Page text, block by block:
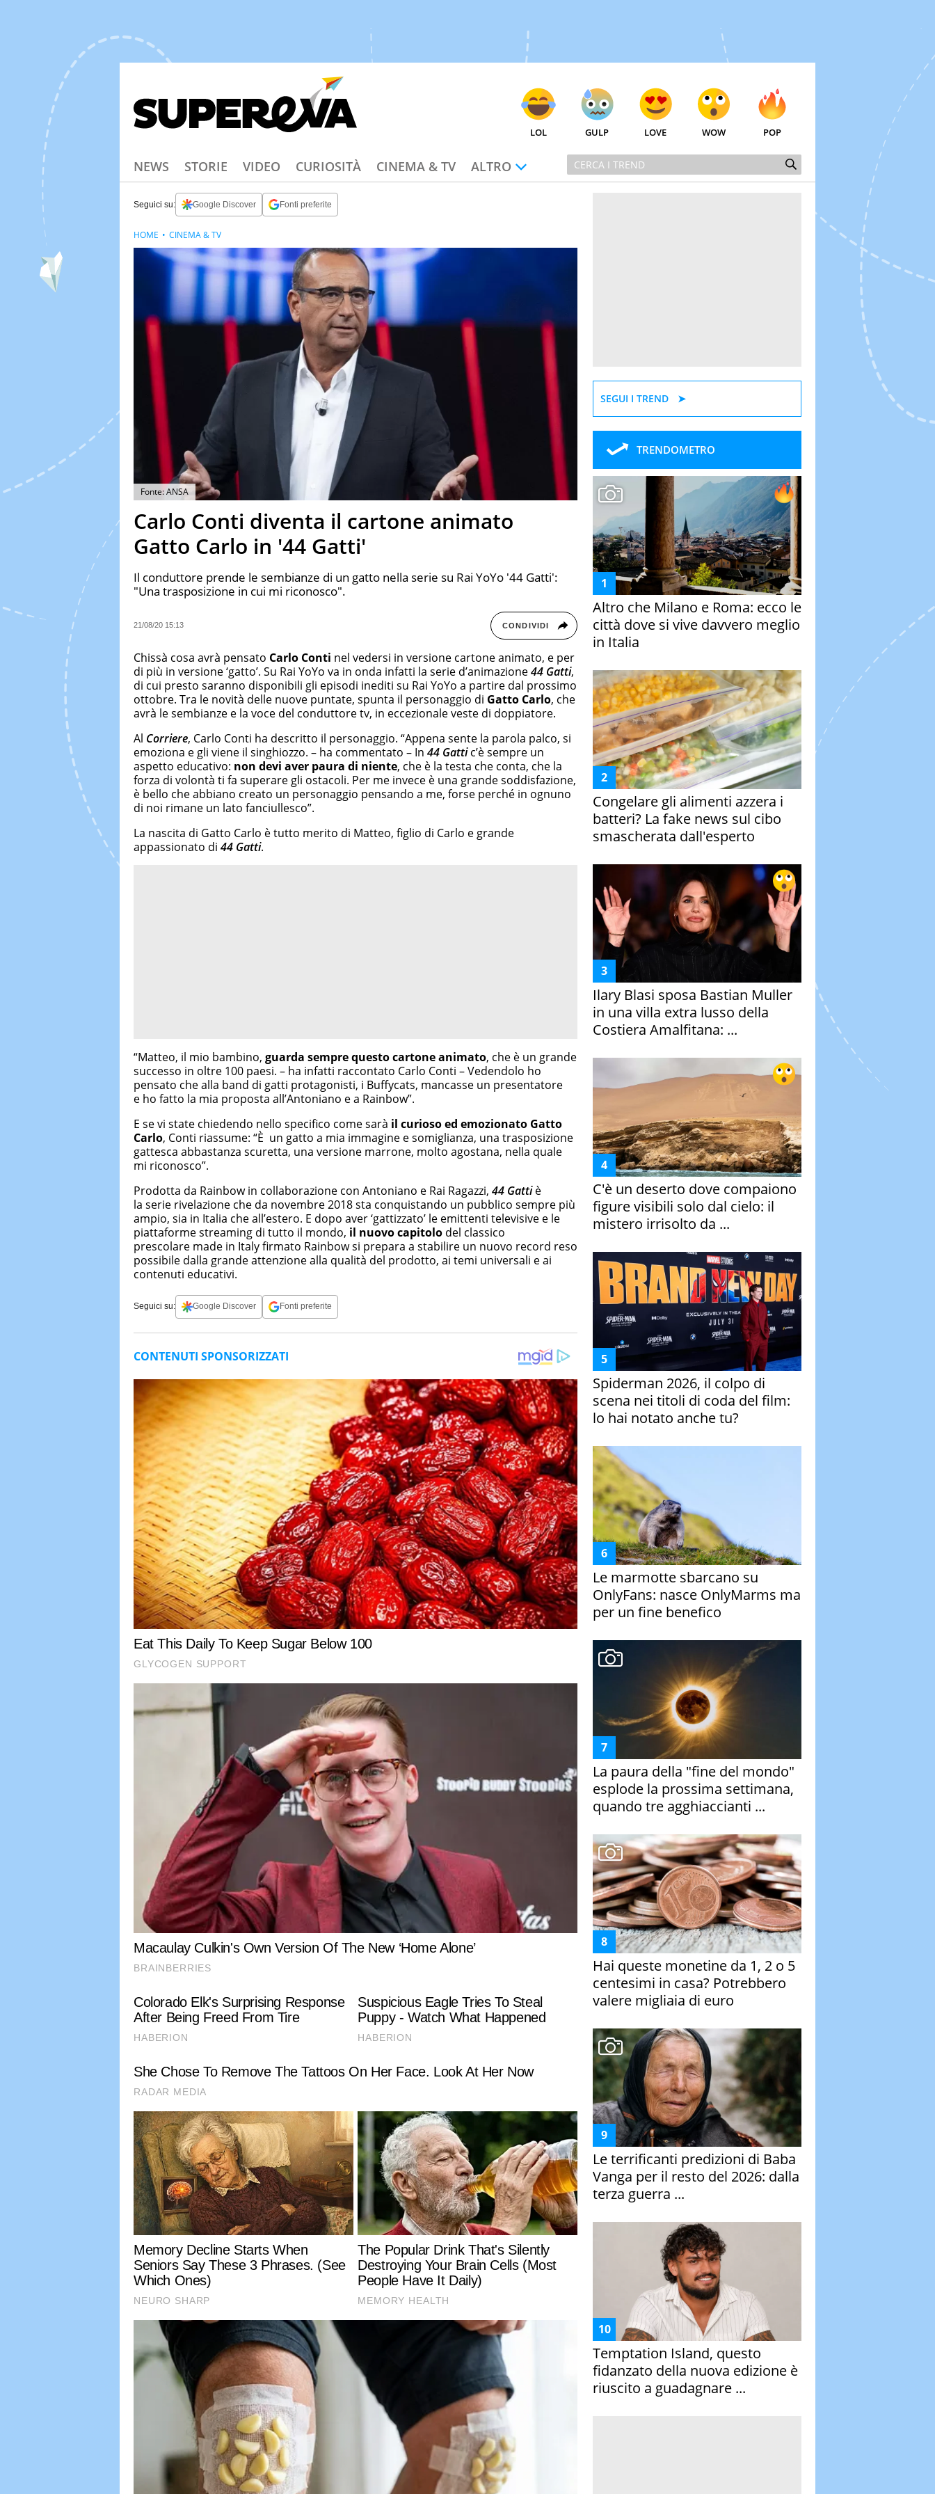
LOL GULP LOVE WOW POP
NEWS STORIE VIDEO CURIOSITÀ CINEMA & TV ALTRO
Seguici su: Google Discover Fonti preferite
Fonte: ANSA
Carlo Conti diventa il cartone animato
Gatto Carlo in '44 Gatti'
Il conduttore prende le sembianze di un gatto nella serie su Rai YoYo '44 Gatti':
"Una trasposizione in cui mi riconosco".
21/08/20 15:13 CONDIVIDI
HOME CINEMA & TV
Chissà cosa avrà pensato Carlo Conti nel vedersi in versione cartone animato, e per
di più in versione ‘gatto’. Su Rai YoYo va in onda infatti la serie d’animazione44 Gatti,
di cui presto saranno disponibili gli episodi inediti su Rai YoYo a partire dal prossimo
ottobre. Tra le novità delle nuove puntate, spunta il personaggio di Gatto Carlo, che
avrà le sembianze e la voce del conduttore tv, in eccezionale veste di doppiatore.
Al Corriere, Carlo Conti ha descritto il personaggio. “Appena sente la parola palco, si
emoziona e gli viene il singhiozzo. – ha commentato – In 44 Gattic’è sempre un
aspetto educativo: non devi aver paura di niente, che è la testa che conta, che la
forza di volontà ti fa superare gli ostacoli. Per me invece è una grande soddisfazione,
è bello che abbiano creato un personaggio pensando a me, forse perché in ognuno
di noi rimane un lato fanciullesco”.
La nascita di Gatto Carlo è tutto merito di Matteo, figlio di Carlo e grande
appassionato di 44 Gatti.
“Matteo, il mio bambino, guarda sempre questo cartone animato, che è un grande
successo in oltre 100 paesi. – ha infatti raccontato Carlo Conti – Vedendolo ho
pensato che alla band di gatti protagonisti, i Buffycats, mancasse un presentatore
e ho fatto la mia proposta all’Antoniano e a Rainbow”.
E se vi state chiedendo nello specifico come sarà il curioso ed emozionato Gatto
Carlo, Conti riassume: “È un gatto a mia immagine e somiglianza, una trasposizione
gattesca abbastanza scuretta, una versione marrone, molto agostana, nella quale
mi riconosco”.
Prodotta da Rainbow in collaborazione con Antoniano e Rai Ragazzi, 44 Gattiè
la serie rivelazione che da novembre 2018 sta conquistando un pubblico sempre più
ampio, sia in Italia che all’estero. E dopo aver ‘gattizzato’ le emittenti televisive e le
piattaforme streaming di tutto il mondo, il nuovo capitolo del classico
prescolare made in Italy firmato Rainbow si prepara a stabilire un nuovo record reso
possibile dalla grande attenzione alla qualità del prodotto, ai temi universali e ai
contenuti educativi.
Seguici su: Google Discover Fonti preferite
SEGUI I TREND
TRENDOMETRO
Altro che Milano e Roma: ecco le
città dove si vive davvero meglio
in Italia
Congelare gli alimenti azzera i
batteri? La fake news sul cibo
smascherata dall'esperto
Ilary Blasi sposa Bastian Muller
in una villa extra lusso della
Costiera Amalfitana: ...
C'è un deserto dove compaiono
figure visibili solo dal cielo: il
mistero irrisolto da ...
Spiderman 2026, il colpo di
scena nei titoli di coda del film:
lo hai notato anche tu?
Le marmotte sbarcano su
OnlyFans: nasce OnlyMarms ma
per un fine benefico
La paura della "fine del mondo"
esplode la prossima settimana,
quando tre agghiaccianti ...
Hai queste monetine da 1, 2 o 5
centesimi in casa? Potrebbero
valere migliaia di euro
Le terrificanti predizioni di Baba
Vanga per il resto del 2026: dalla
terza guerra ...
Temptation Island, questo
fidanzato della nuova edizione è
riuscito a guadagnare ...